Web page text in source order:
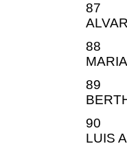
87
88
89
90
LUIS